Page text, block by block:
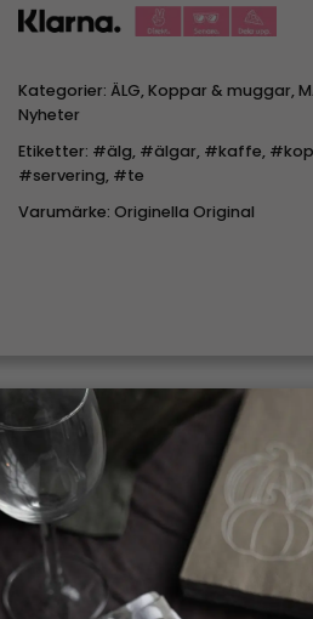
Kategorier: ÄLG,Koppar & muggar,
Nyheter
Etiketter: #älg, #älgar, #kaffe,
#servering, #te
Varumärke: Originella Original
Mugg Älg
Denna mugg rymmer 300 ml och
eller en lugn stund med te! Med
bekväma design blir den snabbt
vardagsbruk och fikastunder. En